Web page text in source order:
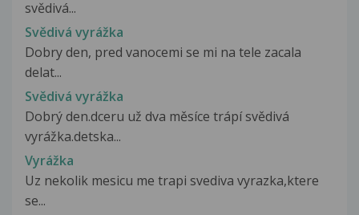
svědivá...
Svědivá vyrážka
Dobry den, pred vanocemi se mi na tele zacala
delat...
Svědivá vyrážka
Dobrý den.dceru už dva měsíce trápí svědivá
vyrážka.detska...
Vyrážka
Uz nekolik mesicu me trapi svediva vyrazka,ktere
se...